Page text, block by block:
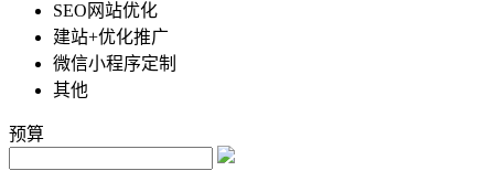
SEO网站优化
建站+优化推广
微信小程序定制
其他
预算